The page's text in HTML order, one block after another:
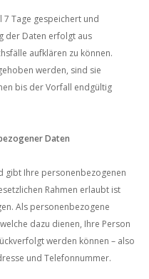
7 Tage gespeichert und
der Daten erfolgt aus
aufklären zu können.
werden, sind sie
bis der Vorfall endgültig
Daten
gibt Ihre personenbezogenen
Rahmen erlaubt ist
Als personenbezogene
dazu dienen, Ihre Person
werden können – also
und Telefonnummer.